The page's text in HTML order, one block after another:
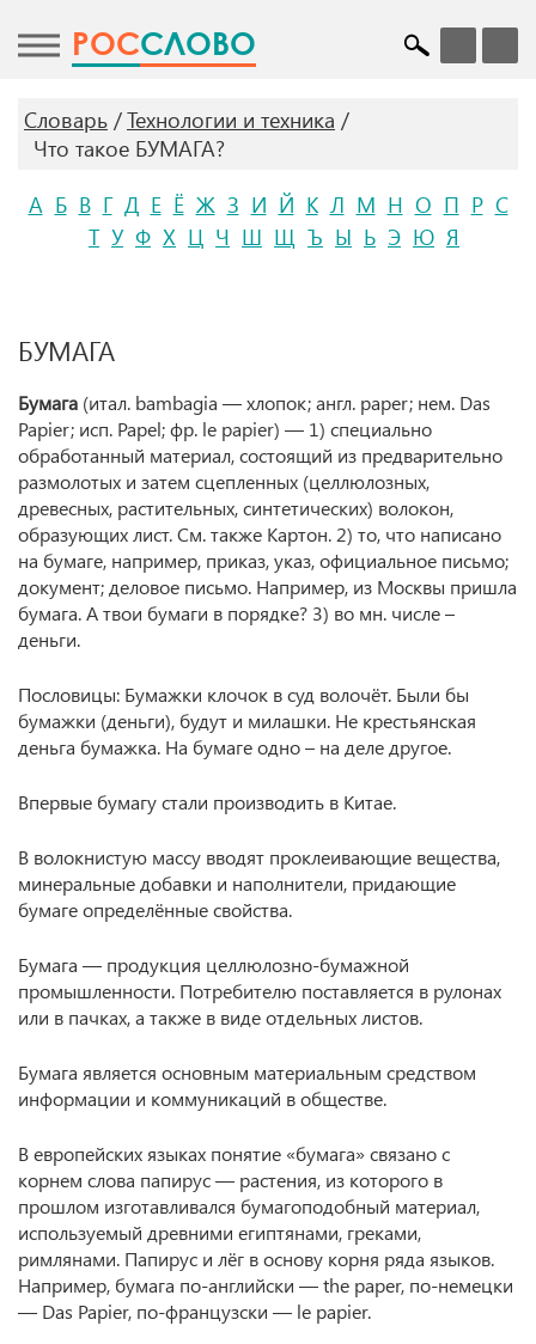
POCСЛОВО
Словарь
Технологии и техника
Что такое БУМАГА?
А Б В Г Д Е Ё Ж З И Й К Л М Н О П Р С
Т У Ф Х Ц Ч Ш Щ Ъ Ы Ь Э Ю Я
БУМАГА
Бумага (итал. bambagia — хлопок; англ. paper; нем. Das
Papier; исп. Papel; фр. le papier) — 1) специально
обработанный материал, состоящий из предварительно
размолотых и затем сцепленных (целлюлозных,
древесных, растительных, синтетических) волокон,
образующих лист. См. также Картон. 2) то, что написано
на бумаге, например, приказ, указ, официальное письмо;
документ; деловое письмо. Например, из Москвы пришла
бумага. А твои бумаги в порядке? 3) во мн. числе –
деньги.
Пословицы: Бумажки клочок в суд волочёт. Были бы
бумажки (деньги), будут и милашки. Не крестьянская
деньга бумажка. На бумаге одно – на деле другое.
Впервые бумагу стали производить в Китае.
В волокнистую массу вводят проклеивающие вещества,
минеральные добавки и наполнители, придающие
бумаге определённые свойства.
Бумага — продукция целлюлозно-бумажной
промышленности. Потребителю поставляется в рулонах
или в пачках, а также в виде отдельных листов.
Бумага является основным материальным средством
информации и коммуникаций в обществе.
В европейских языках понятие «бумага» связано с
корнем слова папирус — растения, из которого в
прошлом изготавливался бумагоподобный материал,
используемый древними египтянами, греками,
римлянами. Папирус и лёг в основу корня ряда языков.
Например, бумага по-английски — the paper, по-немецки
— Das Papier, по-французски — le papier.